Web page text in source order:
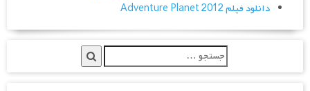
دانلود فیلم Adventure Planet 2012